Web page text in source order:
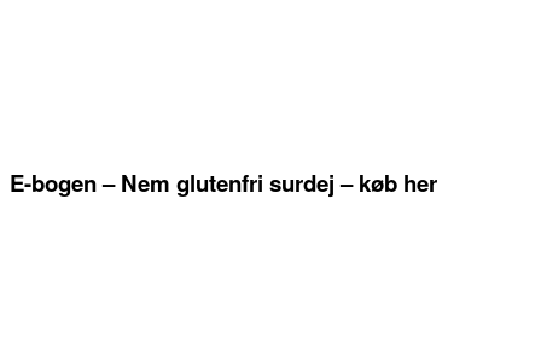
E-bogen – Nem glutenfri surdej – køb her